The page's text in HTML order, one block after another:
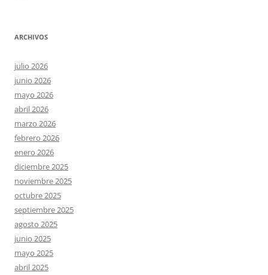
ARCHIVOS
julio 2026
junio 2026
mayo 2026
abril 2026
marzo 2026
febrero 2026
enero 2026
diciembre 2025
noviembre 2025
octubre 2025
septiembre 2025
agosto 2025
junio 2025
mayo 2025
abril 2025